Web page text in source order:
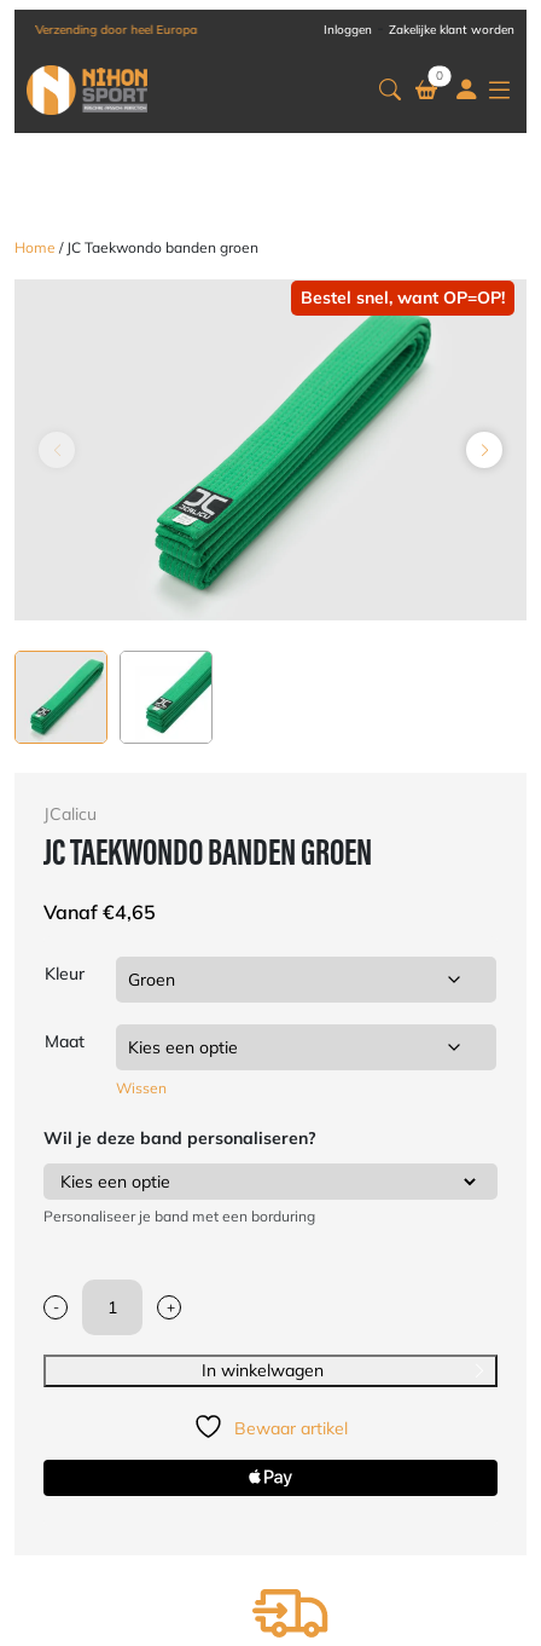
Verzending door heel Europa Inloggen Zakelijke klant worden
0
Home / JC Taekwondo banden groen
Bestel snel, want OP=OP!
JCalicu
JC TAEKWONDO BANDEN GROEN
Vanaf €4,65
Kleur
Maat
Wissen
Wil je deze band personaliseren?
Personaliseer je band met een borduring
-
JC
groen
+
In winkelwagen
Bewaar artikel